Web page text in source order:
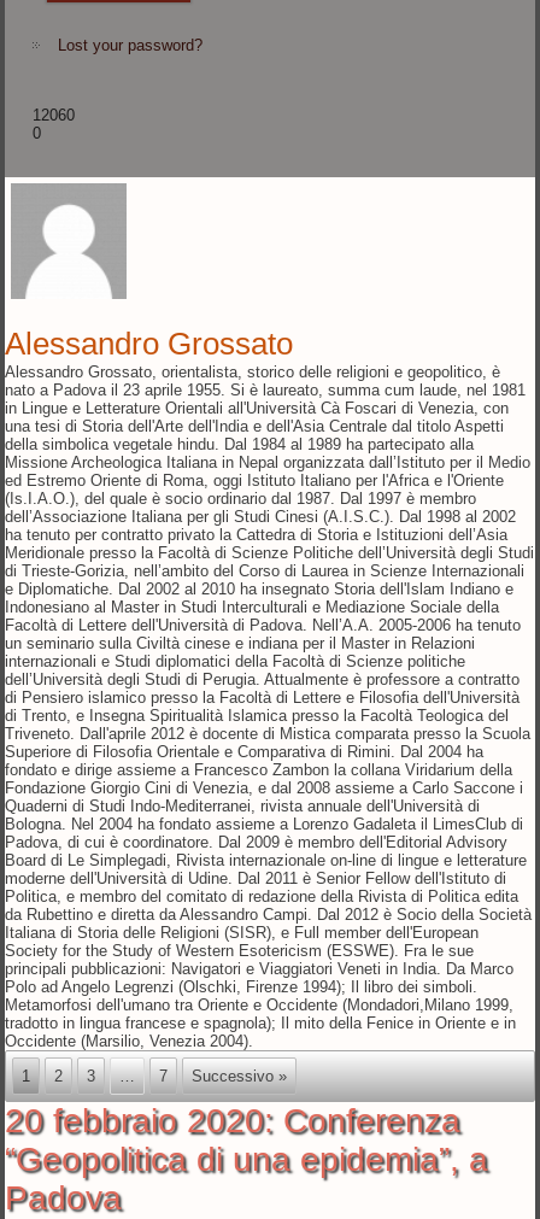
Lost your password?
12060
0
Alessandro Grossato
Alessandro Grossato, orientalista, storico delle religioni e geopolitico, è
nato a Padova il 23 aprile 1955. Si è laureato, summa cum laude, nel 1981
in Lingue e Letterature Orientali all'Università Cà Foscari di Venezia, con
una tesi di Storia dell'Arte dell'India e dell'Asia Centrale dal titolo Aspetti
della simbolica vegetale hindu. Dal 1984 al 1989 ha partecipato alla
Missione Archeologica Italiana in Nepal organizzata dall’Istituto per il Medio
ed Estremo Oriente di Roma, oggi Istituto Italiano per l'Africa e l'Oriente
(Is.I.A.O.), del quale è socio ordinario dal 1987. Dal 1997 è membro
dell’Associazione Italiana per gli Studi Cinesi (A.I.S.C.). Dal 1998 al 2002
ha tenuto per contratto privato la Cattedra di Storia e Istituzioni dell’Asia
Meridionale presso la Facoltà di Scienze Politiche dell’Università degli Studi
di Trieste-Gorizia, nell’ambito del Corso di Laurea in Scienze Internazionali
e Diplomatiche. Dal 2002 al 2010 ha insegnato Storia dell'Islam Indiano e
Indonesiano al Master in Studi Interculturali e Mediazione Sociale della
Facoltà di Lettere dell'Università di Padova. Nell’A.A. 2005-2006 ha tenuto
un seminario sulla Civiltà cinese e indiana per il Master in Relazioni
internazionali e Studi diplomatici della Facoltà di Scienze politiche
dell’Università degli Studi di Perugia. Attualmente è professore a contratto
di Pensiero islamico presso la Facoltà di Lettere e Filosofia dell'Università
di Trento, e Insegna Spiritualità Islamica presso la Facoltà Teologica del
Triveneto. Dall'aprile 2012 è docente di Mistica comparata presso la Scuola
Superiore di Filosofia Orientale e Comparativa di Rimini. Dal 2004 ha
fondato e dirige assieme a Francesco Zambon la collana Viridarium della
Fondazione Giorgio Cini di Venezia, e dal 2008 assieme a Carlo Saccone i
Quaderni di Studi Indo-Mediterranei, rivista annuale dell'Università di
Bologna. Nel 2004 ha fondato assieme a Lorenzo Gadaleta il LimesClub di
Padova, di cui è coordinatore. Dal 2009 è membro dell'Editorial Advisory
Board di Le Simplegadi, Rivista internazionale on-line di lingue e letterature
moderne dell'Università di Udine. Dal 2011 è Senior Fellow dell'Istituto di
Politica, e membro del comitato di redazione della Rivista di Politica edita
da Rubettino e diretta da Alessandro Campi. Dal 2012 è Socio della Società
Italiana di Storia delle Religioni (SISR), e Full member dell'European
Society for the Study of Western Esotericism (ESSWE). Fra le sue
principali pubblicazioni: Navigatori e Viaggiatori Veneti in India. Da Marco
Polo ad Angelo Legrenzi (Olschki, Firenze 1994); Il libro dei simboli.
Metamorfosi dell'umano tra Oriente e Occidente (Mondadori,Milano 1999,
tradotto in lingua francese e spagnola); Il mito della Fenice in Oriente e in
Occidente (Marsilio, Venezia 2004).
1
2 3 … 7 Successivo »
20 febbraio 2020: Conferenza
“Geopolitica di una epidemia”, a
Padova